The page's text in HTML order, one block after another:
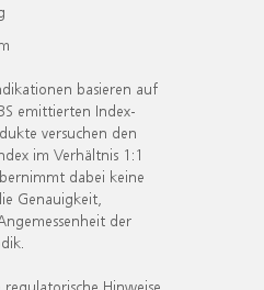
basieren auf
emittierten Index-
versuchen den
im Verhältnis 1:1
dabei keine
Genauigkeit,
der